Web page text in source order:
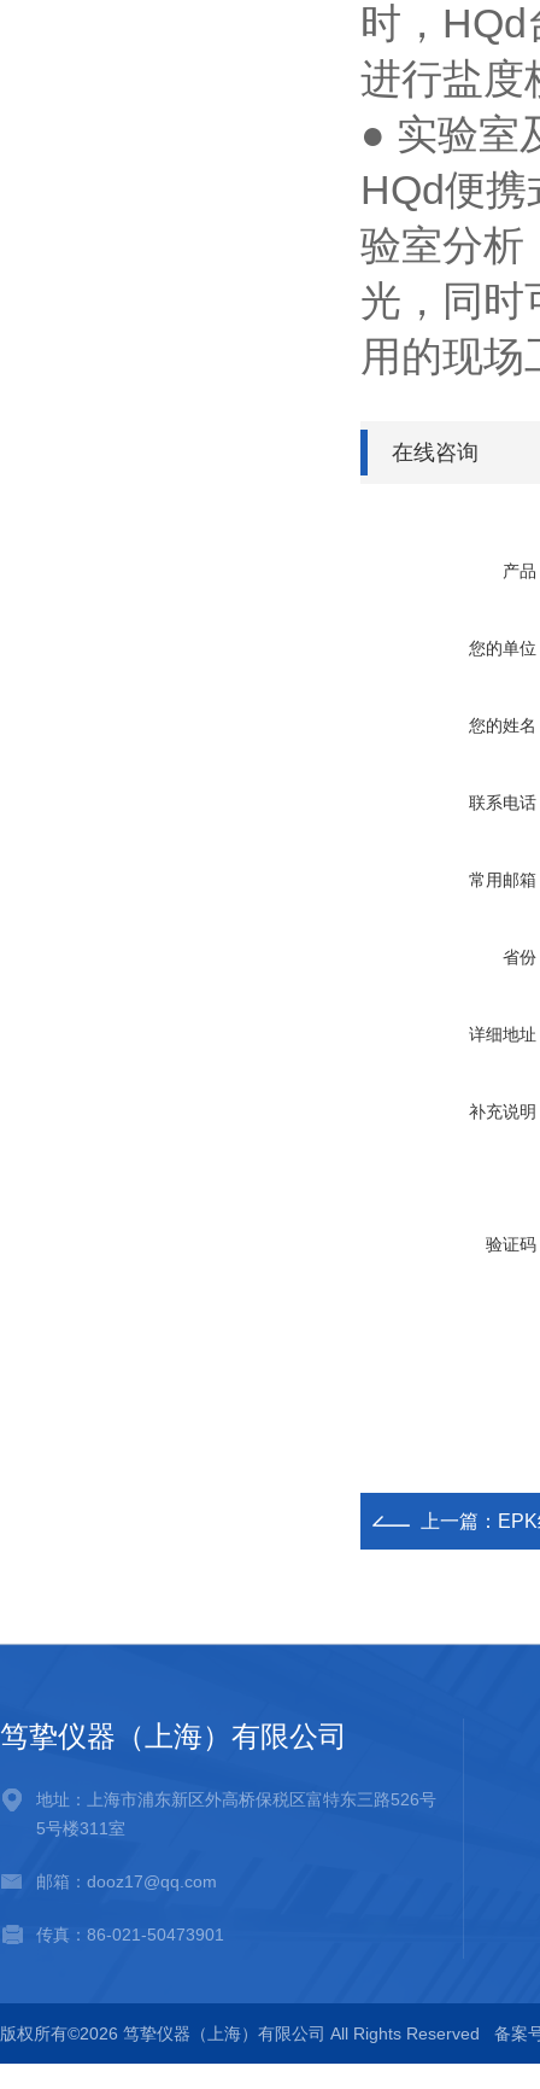
时，
进行盐度
● 实验室
HQd便
验室分析
光，同时
用的现
在线咨询
产品
您的单位
您的姓名
联系电话
常用邮箱
省份
详细地址
补充说明
验证码
上一篇：
笃挚仪器（上海）有限公司
地址：上海市浦东新区外高桥保税区富特东三路526号
5号楼311室
邮箱：dooz17@qq.com
传真：86-021-50473901
版权所有©2026 笃挚仪器（上海）有限公司 All Rights Reserved 备案